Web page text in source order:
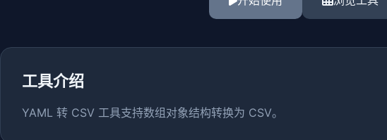
工具介绍
YAML 转 CSV 工具支持数组对象结构转换为 CSV。